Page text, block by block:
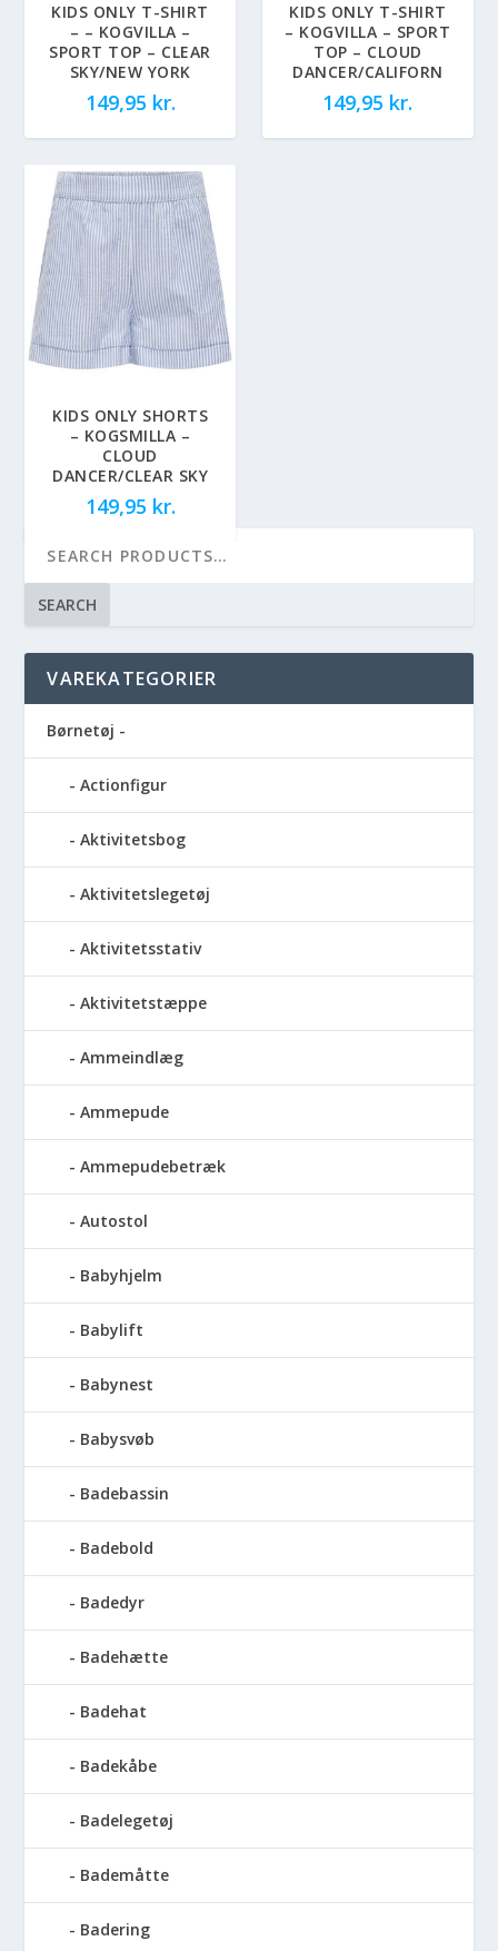
KIDS ONLY T-SHIRT
– – KOGVILLA –
SPORT TOP – CLEAR
SKY/NEW YORK
149,95 kr.
KIDS ONLY T-SHIRT
– KOGVILLA – SPORT
TOP – CLOUD
DANCER/CALIFORN
149,95 kr.
KIDS ONLY SHORTS
– KOGSMILLA –
CLOUD
DANCER/CLEAR SKY
149,95 kr.
SEARCH
VAREKATEGORIER
Børnetøj -
Actionfigur
Aktivitetsbog
Aktivitetslegetøj
Aktivitetsstativ
Aktivitetstæppe
Ammeindlæg
Ammepude
Ammepudebetræk
Autostol
Babyhjelm
Babylift
Babynest
Babysvøb
Badebassin
Badebold
Badedyr
Badehætte
Badehat
Badekåbe
Badelegetøj
Bademåtte
Badering